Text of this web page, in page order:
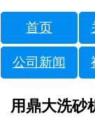
首页
公司新闻
用鼎大洗砂